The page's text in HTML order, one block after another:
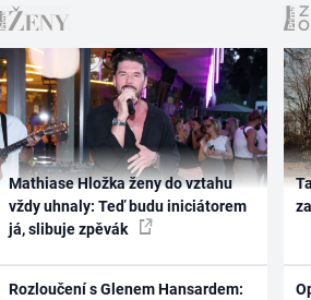
Mathiase Hložka ženy do vztahu
vždy uhnaly: Teď budu iniciátorem
já, slibuje zpěvák
Rozloučení s Glenem Hansardem: